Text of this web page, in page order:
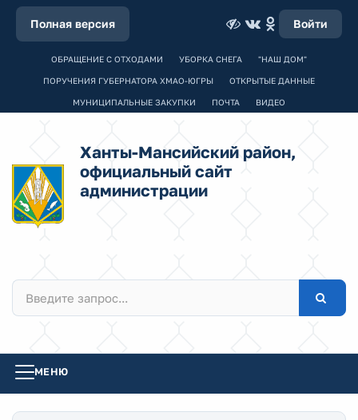
Полная версия Войти
ОБРАЩЕНИЕ С ОТХОДАМИ УБОРКА СНЕГА "НАШ ДОМ"
ПОРУЧЕНИЯ ГУБЕРНАТОРА ХМАО-ЮГРЫ ОТКРЫТЫЕ ДАННЫЕ
МУНИЦИПАЛЬНЫЕ ЗАКУПКИ ПОЧТА ВИДЕО
Ханты-Мансийский район,
официальный сайт
администрации
МЕНЮ